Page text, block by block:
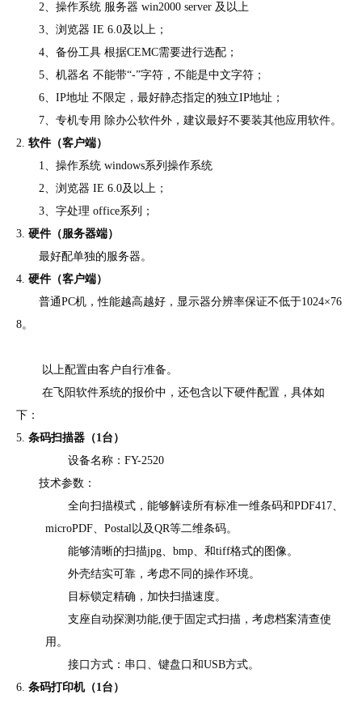
2、操作系统 服务器 win2000 server 及以上
3、浏览器 IE 6.0及以上；
4、备份工具 根据CEMC需要进行选配；
5、机器名 不能带“-”字符，不能是中文字符；
6、 IP地址 不限定，最好静态指定的独立IP地址；
7、专机专用 除办公软件外，建议最好不要装其他应用软件。
2. 软件（客户端）
1、操作系统 windows系列操作系统
2、浏览器 IE 6.0及以上；
3、字处理 office系列；
3. 硬件（服务器端）
最好配单独的服务器。
4. 硬件（客户端）
普通PC机，性能越高越好，显示器分辨率保证不低于1024×76
8。
以上配置由客户自行准备。
在飞阳软件系统的报价中，还包含以下硬件配置，具体如
下：
5. 条码扫描器（1台）
设备名称：FY-2520
技术参数：
全向扫描模式，能够解读所有标准一维条码和PDF417、
microPDF、 Postal以及QR等二维条码。
能够清晰的扫描jpg、 bmp、和tiff格式的图像。
外壳结实可靠，考虑不同的操作环境。
目标锁定精确，加快扫描速度。
支座自动探测功能,便于固定式扫描，考虑档案清查使
用。
接口方式：串口、键盘口和USB方式。
6. 条码打印机（1台）